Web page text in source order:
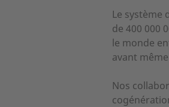
Le système
de 400 000
le monde
avant
Nos